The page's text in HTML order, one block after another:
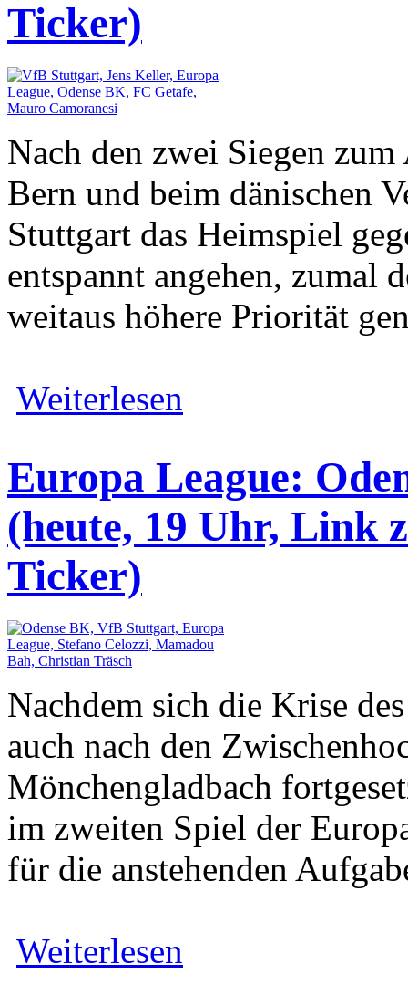
Ticker)
Nach den zwei Siegen
Bern und beim dänischen
Stuttgart das Heimspiel
entspannt angehen, zumal
weitaus höhere Priorität
Weiterlesen
Europa League:
(heute, 19 Uhr, Link
Ticker)
Nachdem sich die Krise
auch nach den
Mönchengladbach
im zweiten Spiel der
für die anstehenden
Weiterlesen